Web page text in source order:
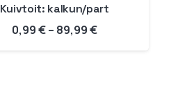
Kuivtoit: kalkun/part
0,99€– 89,99€Hinnavahemik:
0,99 €